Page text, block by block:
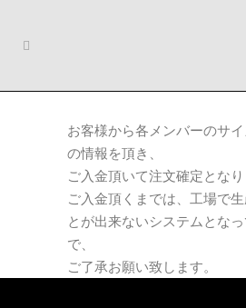
お客様から各メンバーのサ
の情報を頂き、
ご入金頂いて注文確定となり
ご入金頂くまでは、工場で
とが出来ないシステムとな
で、
ご了承お願い致します。